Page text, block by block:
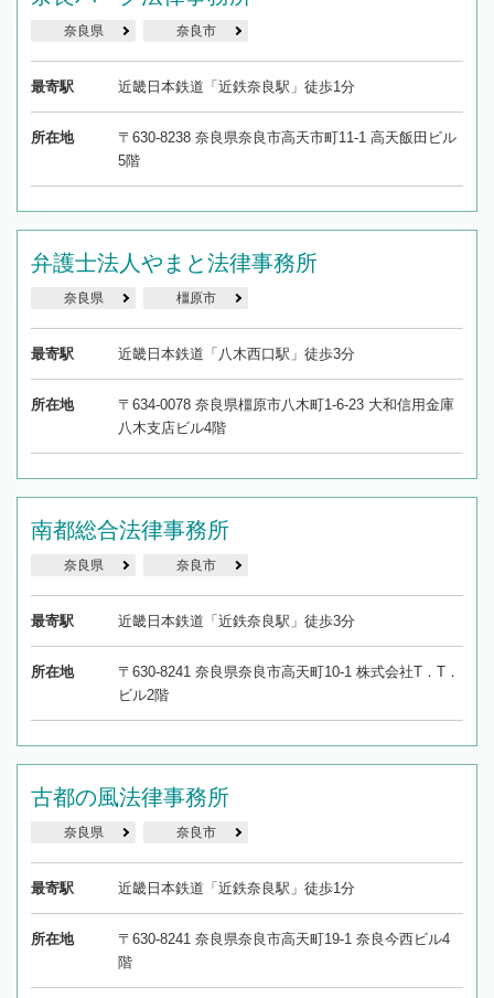
奈良県 奈良市
最寄駅 近畿日本鉄道「近鉄奈良駅」徒歩1分
所在地
〒630-8238 奈良県奈良市高天市町11-1 高天飯田ビル
5階
弁護士法人やまと法律事務所
奈良県 橿原市
最寄駅 近畿日本鉄道「八木西口駅」徒歩3分
所在地
〒634-0078 奈良県橿原市八木町1-6-23 大和信用金庫
八木支店ビル4階
南都総合法律事務所
奈良県 奈良市
最寄駅 近畿日本鉄道「近鉄奈良駅」徒歩3分
所在地
〒630-8241 奈良県奈良市高天町10-1 株式会社T．T．
ビル2階
古都の風法律事務所
奈良県 奈良市
最寄駅 近畿日本鉄道「近鉄奈良駅」徒歩1分
所在地
〒630-8241 奈良県奈良市高天町19-1 奈良今西ビル4
階